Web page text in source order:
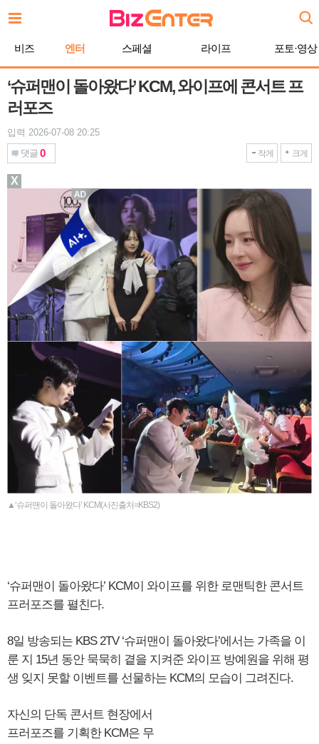
문
비즈 엔터 스페셜 라이프 포토·영상
‘슈퍼맨이 돌아왔다’ KCM, 와이프에 콘서트 프
러포즈
입력 2026-07-08 20:25
댓글 0 작게 크게
▲‘슈퍼맨이 돌아왔다’ KCM(사진출처=KBS2)
‘슈퍼맨이 돌아왔다’ KCM이 와이프를 위한 로맨틱한 콘서트
프러포즈를 펼친다.
8일 방송되는 KBS 2TV ‘슈퍼맨이 돌아왔다’에서는 가족을 이
룬 지 15년 동안 묵묵히 곁을 지켜준 와이프 방예원을 위해 평
생 잊지 못할 이벤트를 선물하는 KCM의 모습이 그려진다.
자신의 단독 콘서트 현장에서
프러포즈를 기획한 KCM은 무
X